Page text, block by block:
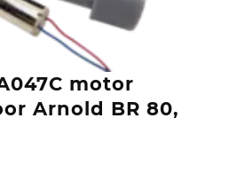
motor
Arnold BR 80,